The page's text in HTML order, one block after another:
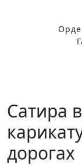
Сатира
дорогах